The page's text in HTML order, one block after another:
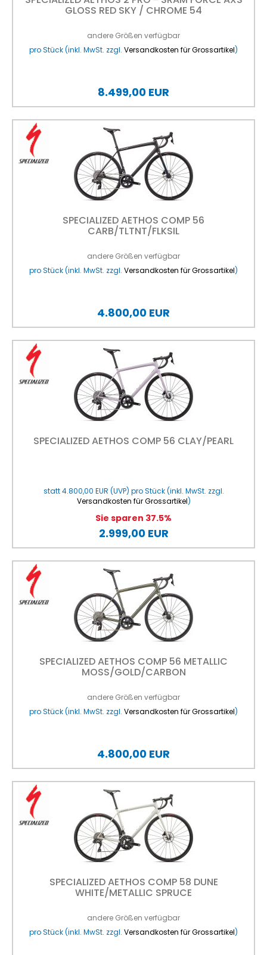
GLOSS RED SKY / CHROME 54
andere Größen verfügbar
pro Stück (inkl. MwSt. zzgl. Versandkosten für Grossartikel)
8.499,00 EUR
SPECIALIZED AETHOS COMP 56
CARB/TLTNT/FLKSIL
andere Größen verfügbar
pro Stück (inkl. MwSt. zzgl. Versandkosten für Grossartikel)
4.800,00 EUR
SPECIALIZED AETHOS COMP 56 CLAY/PEARL
statt4.800,00 EUR (UVP) pro Stück (inkl. MwSt. zzgl.
Versandkosten für Grossartikel)
Sie sparen 37.5%
2.999,00 EUR
SPECIALIZED AETHOS COMP 56 METALLIC
MOSS/GOLD/CARBON
andere Größen verfügbar
pro Stück (inkl. MwSt. zzgl. Versandkosten für Grossartikel)
4.800,00 EUR
SPECIALIZED AETHOS COMP 58 DUNE
WHITE/METALLIC SPRUCE
andere Größen verfügbar
pro Stück (inkl. MwSt. zzgl. Versandkosten für Grossartikel)